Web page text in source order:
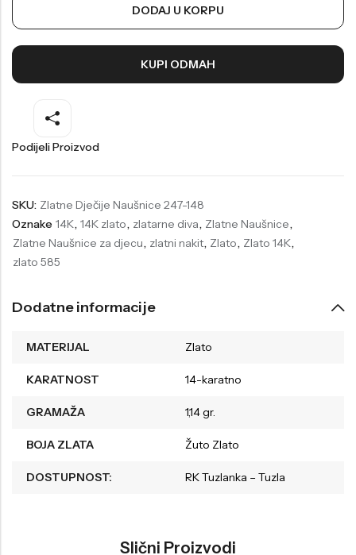
DODAJ U KORPU
KUPI ODMAH
Podijeli Proizvod
SKU: Zlatne Dječije Naušnice 247-148
Oznake 14K, 14K zlato, zlatarne diva, Zlatne Naušnice,
Zlatne Naušnice za djecu, zlatni nakit, Zlato, Zlato 14K,
zlato 585
Dodatne informacije
MATERIJAL Zlato
KARATNOST 14-karatno
GRAMAŽA 1,14 gr.
BOJA ZLATA Žuto Zlato
DOSTUPNOST: RK Tuzlanka – Tuzla
Slični Proizvodi
Welder
Mini Focus
Daniel Klein
Festina
Wesse
Missguided
Diesel